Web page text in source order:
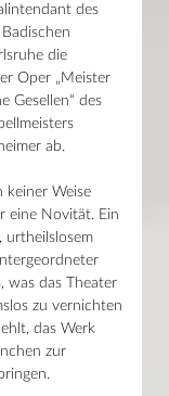
des
die
Oper „Meister
Gesellen“ des
ab.
keiner Weise
eine Novität. Ein
urtheilslosem
was das Theater
zu vernichten
das Werk
zur